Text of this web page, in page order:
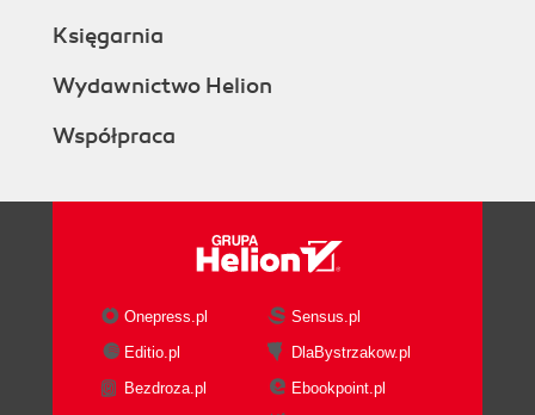
Księgarnia
Wydawnictwo Helion
Współpraca
Onepress.pl
Sensus.pl
Editio.pl
DlaBystrzakow.pl
Bezdroza.pl
Ebookpoint.pl